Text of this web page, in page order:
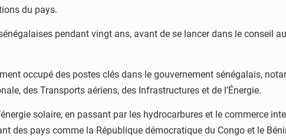
du pays.
pendant vingt ans, avant de se lancer dans le conseil
occupé des postes clés dans le gouvernement sénégalais,
des Transports aériens, des Infrastructures et de l’Énergie.
solaire, en passant par les hydrocarbures et le commerce
des pays comme la République démocratique du Congo et le